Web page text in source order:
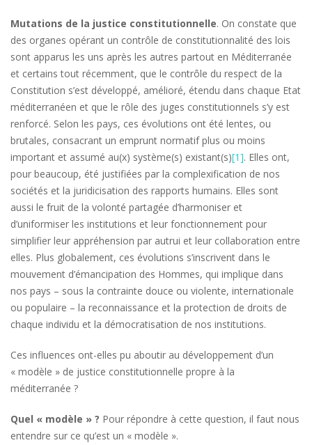
Mutations de la justice constitutionnelle. On constate que
des organes opérant un contrôle de constitutionnalité des lois
sont apparus les uns après les autres partout en Méditerranée
et certains tout récemment, que le contrôle du respect de la
Constitution s’est développé, amélioré, étendu dans chaque Etat
méditerranéen et que le rôle des juges constitutionnels s’y est
renforcé. Selon les pays, ces évolutions ont été lentes, ou
brutales, consacrant un emprunt normatif plus ou moins
important et assumé au(x) système(s) existant(s)[1]. Elles ont,
pour beaucoup, été justifiées par la complexification de nos
sociétés et la juridicisation des rapports humains. Elles sont
aussi le fruit de la volonté partagée d’harmoniser et
d’uniformiser les institutions et leur fonctionnement pour
simplifier leur appréhension par autrui et leur collaboration entre
elles. Plus globalement, ces évolutions s’inscrivent dans le
mouvement d’émancipation des Hommes, qui implique dans
nos pays – sous la contrainte douce ou violente, internationale
ou populaire – la reconnaissance et la protection de droits de
chaque individu et la démocratisation de nos institutions.
Ces influences ont-elles pu aboutir au développement d’un
« modèle » de justice constitutionnelle propre à la
méditerranée ?
Quel « modèle » ? Pour répondre à cette question, il faut nous
entendre sur ce qu’est un « modèle ».